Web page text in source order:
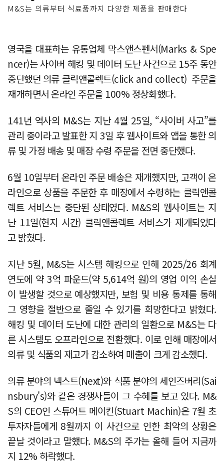
M&S는 의류부터 식료품까지 다양한 제품을 판매한다
영국을 대표하는 유통업체 막스앤스펜서(Marks & Spe
ncer)는 사이버 해킹 및 데이터 도난 사건으로 15주 동안
중단했던 의류 클릭앤콜렉트(click and collect) 주문을
재개하면서 온라인 주문을 100% 정상화했다.
141년 역사의 M&S는 지난 4월 25일, “사이버 사고”를
관리 중이라고 발표한 지 3일 후 웹사이트와 앱을 통한 의
류 및 가정 배송 및 매장 수령 주문을 전면 중단했다.
6월 10일부터 온라인 주문 배송은 재개했지만, 고객이 온
라인으로 상품을 주문한 후 매장에서 수령하는 클릭앤콜
렉트 서비스는 중단된 상태였다. M&S의 웹사이트는 지
난 11일(현지 시간) 클릭앤콜렉트 서비스가 재개되었다
고 밝혔다.
지난 5월, M&S는 시스템 해킹으로 인해 2025/26 회계
연도에 약 3억 파운드(약 5,614억 원)의 영업 이익 손실
이 발생할 것으로 예상했지만, 보험 및 비용 통제를 통해
그 영향을 절반으로 줄일 수 있기를 희망한다고 밝혔다.
해킹 및 데이터 도난에 대한 관리의 일환으로 M&S는 다
른 시스템도 오프라인으로 전환했다. 이로 인해 매장에서
의류 및 식품의 재고가 감소하여 매출이 크게 감소했다.
의류 분야의 넥스트(Next)와 식품 분야의 세인즈버리(Sai
nsbury's)와 같은 경쟁사들이 그 수혜를 보고 있다. M&
S의 CEO인 스튜어트 메이킨(Stuart Machin)은 7월 초
투자자들에게 8월까지 이 사건으로 인한 최악의 상황은
끝날 것이라고 말했다. M&S의 주가는 올해 들어 지금까
지 12% 하락했다.